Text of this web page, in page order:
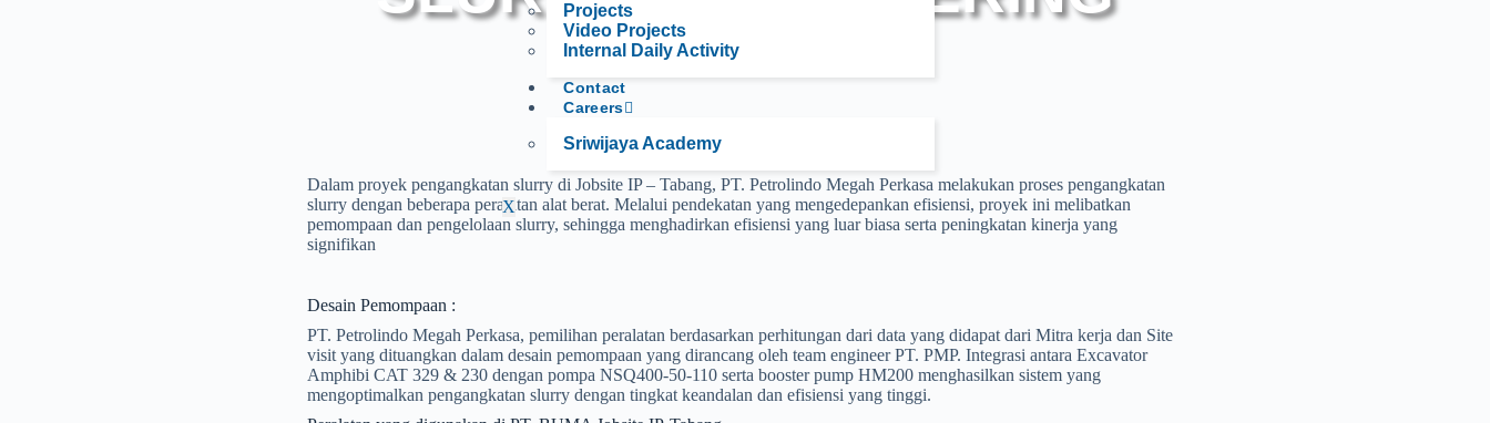
Projects
Video Projects
Internal Daily Activity
Contact
Careers
Sriwijaya Academy
X
Dalam proyek pengangkatan slurry di Jobsite IP – Tabang, PT. Petrolindo Megah Perkasa melakukan proses pengangkatan
slurry dengan beberapa peralatan alat berat. Melalui pendekatan yang mengedepankan efisiensi, proyek ini melibatkan
pemompaan dan pengelolaan slurry, sehingga menghadirkan efisiensi yang luar biasa serta peningkatan kinerja yang
signifikan
Desain Pemompaan :
PT. Petrolindo Megah Perkasa, pemilihan peralatan berdasarkan perhitungan dari data yang didapat dari Mitra kerja dan Site
visit yang dituangkan dalam desain pemompaan yang dirancang oleh team engineer PT. PMP. Integrasi antara Excavator
Amphibi CAT 329 & 230 dengan pompa NSQ400-50-110 serta booster pump HM200 menghasilkan sistem yang
mengoptimalkan pengangkatan slurry dengan tingkat keandalan dan efisiensi yang tinggi.